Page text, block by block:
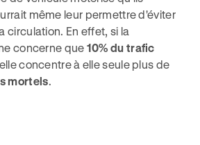
même leur permettre d'éviter
circulation. En effet, si la
concerne que 10% du trafic
concentre à elle seule plus de
mortels.